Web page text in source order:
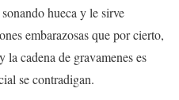
hueca y le sirve
embarazosas que por cierto,
la cadena de gravamenes es
se contradigan.